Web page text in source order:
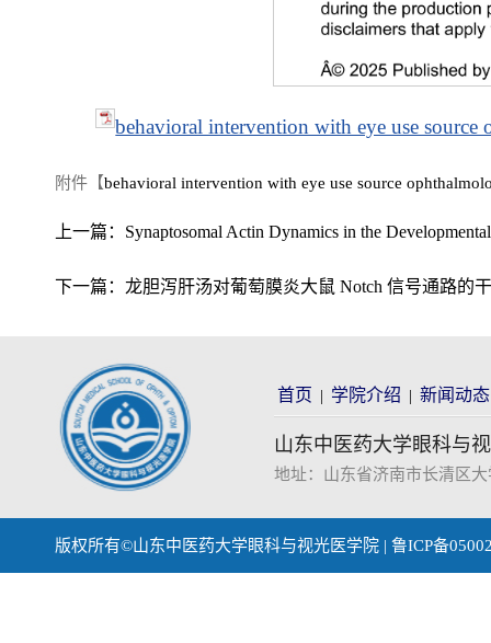
behavioral intervention with eye use
附件【behavioral intervention with eye use source
上一篇： Synaptosomal Actin Dynamics in the
下一篇： 龙胆泻肝汤对葡萄膜炎大鼠 Notch 信号通路的
首页 | 学院介绍 | 新闻动态
山东中医药大学眼科与
地址：山东省济南市长清区
版权所有©山东中医药大学眼科与视光医学院 | 鲁ICP备